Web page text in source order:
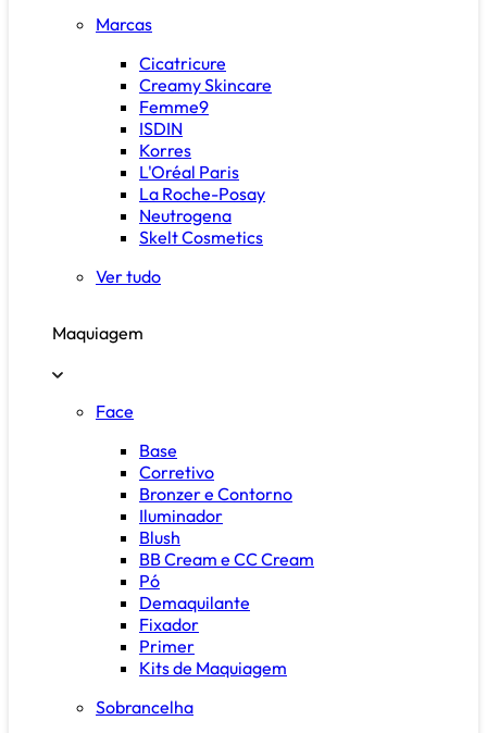
Marcas
Cicatricure
Creamy Skincare
Femme9
ISDIN
Korres
L'Oréal Paris
La Roche-Posay
Neutrogena
Skelt Cosmetics
Ver tudo
Maquiagem
Face
Base
Corretivo
Bronzer e Contorno
Iluminador
Blush
BB Cream e CC Cream
Pó
Demaquilante
Fixador
Primer
Kits de Maquiagem
Sobrancelha